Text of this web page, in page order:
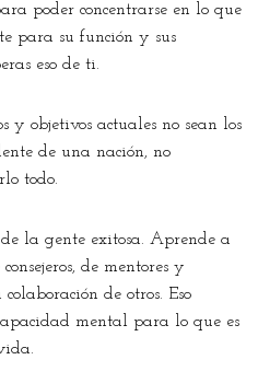
poder concentrarse en lo que
para su función y sus
eso de ti.
y objetivos actuales no sean los
de una nación, no
todo.
la gente exitosa. Aprende a
de mentores y
de otros. Eso
mental para lo que es